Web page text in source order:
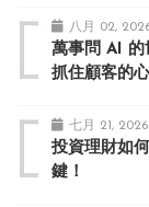
八月 02,
萬事問 AI 的
抓住顧客的心
七月 21, 2026
投資理財如
鍵！